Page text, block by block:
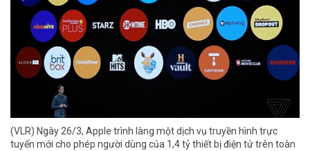
(VLR) Ngày 26/3, Apple trình làng một dịch vụ truyền hình trực
tuyến mới cho phép người dùng của 1,4 tỷ thiết bị điện tử trên toàn